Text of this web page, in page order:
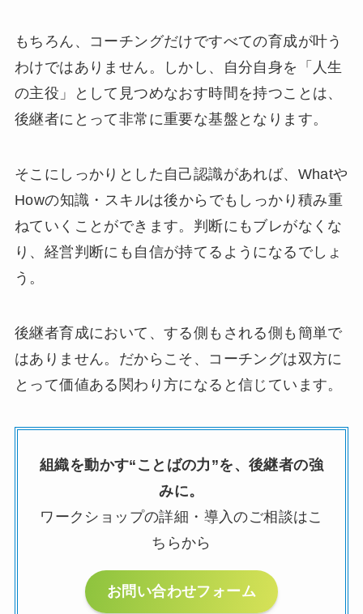
もちろん、コーチングだけですべての育成が叶う
わけではありません。しかし、自分自身を「人生
の主役」として見つめなおす時間を持つことは、
後継者にとって非常に重要な基盤となります。
そこにしっかりとした自己認識があれば、Whatや
Howの知識・スキルは後からでもしっかり積み重
ねていくことができます。判断にもブレがなくな
り、経営判断にも自信が持てるようになるでしょ
う。
後継者育成において、する側もされる側も簡単で
はありません。だからこそ、コーチングは双方に
とって価値ある関わり方になると信じています。
組織を動かす“ことばの力”を、後継者の強
みに。
ワークショップの詳細・導入のご相談はこ
ちらから
お問い合わせフォーム